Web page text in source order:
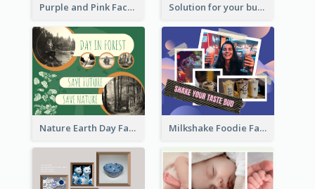
Purple and Pink Facebook Post Solution for your business Facebook Post
Nature Earth Day Facebook Post Milkshake Foodie Facebook Post